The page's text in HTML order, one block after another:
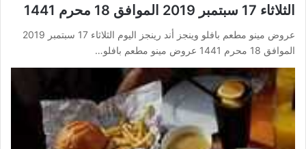
الثلاثاء 17 سبتمبر 2019 الموافق 18 محرم 1441
عروض مينو مطعم بافلو وينجز أند رينجز اليوم الثلاثاء 17 سبتمبر 2019
الموافق 18 محرم 1441 عروض مينو مطعم بافلو…